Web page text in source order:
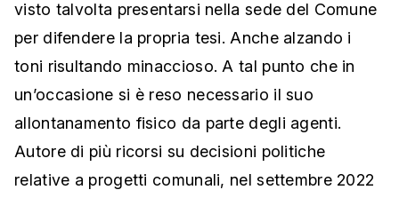
visto talvolta presentarsi nella sede del Comune
per difendere la propria tesi. Anche alzando i
toni risultando minaccioso. A tal punto che in
un’occasione si è reso necessario il suo
allontanamento fisico da parte degli agenti.
Autore di più ricorsi su decisioni politiche
relative a progetti comunali, nel settembre 2022